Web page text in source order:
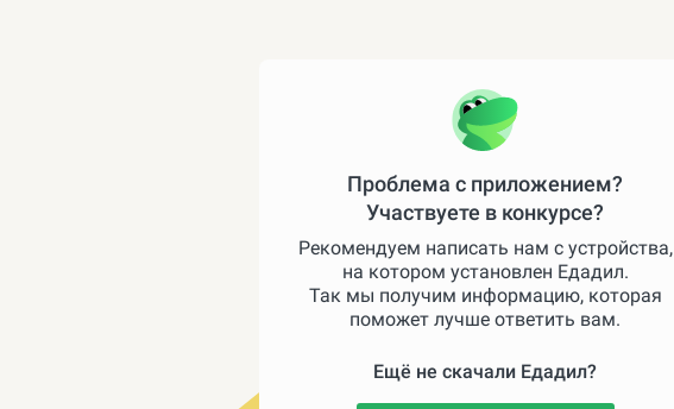
Проблема с приложением?
Участвуете в конкурсе?
Рекомендуем написать нам с устройства,
на котором установлен Едадил.
Так мы получим информацию, которая
поможет лучше ответить вам.
Ещё не скачали Едадил?